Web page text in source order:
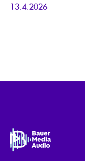
13.4.2026